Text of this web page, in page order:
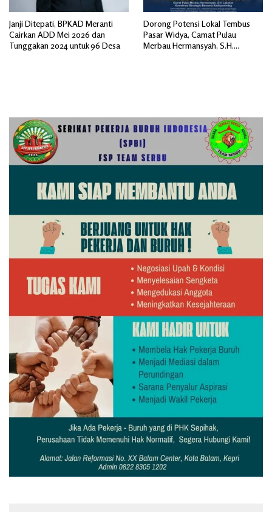
Janji Ditepati, BPKAD Meranti
Cairkan ADD Mei 2026 dan
Tunggakan 2024 untuk 96 Desa
Dorong Potensi Lokal Tembus
Pasar Widya, Camat Pulau
Merbau Hermansyah, S.H.